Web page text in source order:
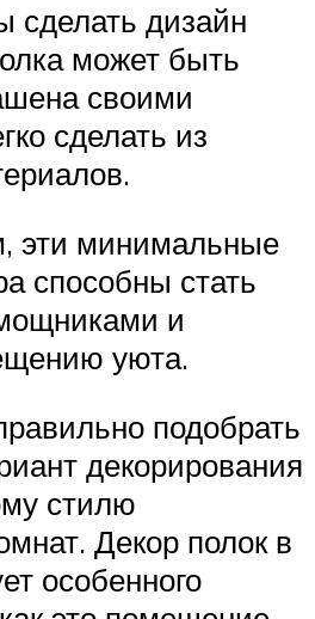
сделать дизайн
может быть
своими
сделать из
эти минимальные
способны стать
и
уюта.
подобрать
декорирования
стилю
Декор полок в
особенного